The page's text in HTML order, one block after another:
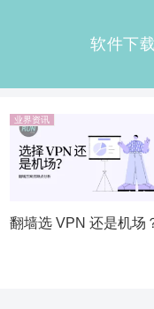
软件下载
业界资讯
翻墙选 VPN 还是机场